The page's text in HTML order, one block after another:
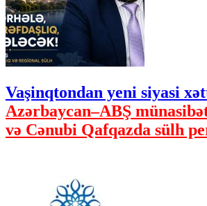
Vaşinqtondan yeni siyasi
Azərbaycan–ABŞ
və Cənubi Qafqazda sülh